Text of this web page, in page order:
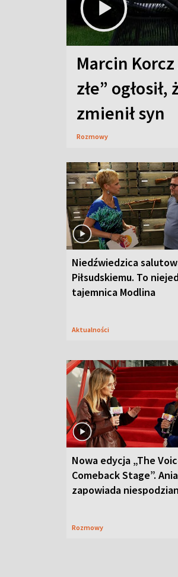
Marcin
złe”
zmienił syn
Rozmowy
Niedźwiedzica
Piłsudskiemu. To
tajemnica Modlina
Aktualności
Nowa edycja „The
Comeback Stage”.
zapowiada
Rozmowy